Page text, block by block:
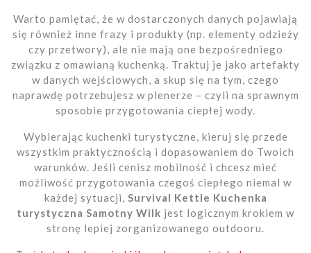
Warto pamiętać, że w dostarczonych danych pojawiają
się również inne frazy i produkty (np. elementy odzieży
czy przetwory), ale nie mają one bezpośredniego
związku z omawianą kuchenką. Traktuj je jako artefakty
w danych wejściowych, a skup się na tym, czego
naprawdę potrzebujesz w plenerze – czyli na sprawnym
sposobie przygotowania ciepłej wody.
Wybierając kuchenki turystyczne, kieruj się przede
wszystkim praktycznością i dopasowaniem do Twoich
warunków. Jeśli cenisz mobilność i chcesz mieć
możliwość przygotowania czegoś ciepłego niemal w
każdej sytuacji, Survival Kettle Kuchenka
turystyczna Samotny Wilk jest logicznym krokiem w
stronę lepiej zorganizowanego outdooru.